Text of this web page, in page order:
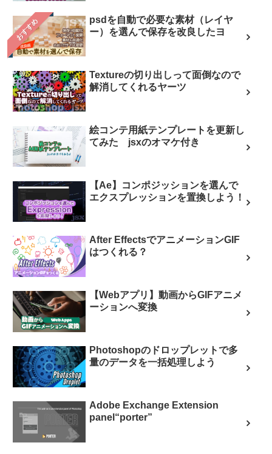
おすすめ
psdを自動で必要な素材（レイヤ
ー）を選んで保存を改良したヨ
Textureの切り出しって面倒なので
解消してくれるヤーツ
絵コンテ用紙テンプレートを更新し
てみた jsxのオマケ付き
【Ae】コンポジッションを選んで
エクスプレッションを置換しよう！
After EffectsでアニメーションGIF
はつくれる？
【Webアプリ】動画からGIFアニメ
ーションへ変換
Photoshopのドロップレットで多
量のデータを一括処理しよう
Adobe Exchange Extension
panel“porter”